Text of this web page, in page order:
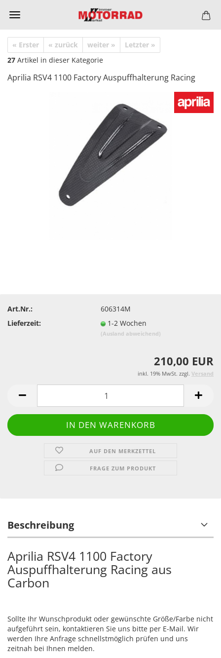
« Erster « zurück weiter »
Letzter »
27 Artikel in dieser Kategorie
Aprilia RSV4 1100 Factory Auspuffhalterung Racing
Art.Nr.:
606314M
Lieferzeit:
1-2 Wochen
(Ausland abweichend)
210,00 EUR
inkl. 19% MwSt. zzgl. Versand
AUF DEN MERKZETTEL
FRAGE ZUM PRODUKT
Beschreibung
Aprilia RSV4 1100 Factory
Auspuffhalterung Racing aus
Carbon
Sollte Ihr Wunschprodukt oder gewünschte Größe/Farbe nicht
aufgeführt sein, kontaktieren Sie uns bitte per E-Mail. Wir
werden Ihre Anfrage schnellstmöglich prüfen und uns
zeitnah bei Ihnen melden.